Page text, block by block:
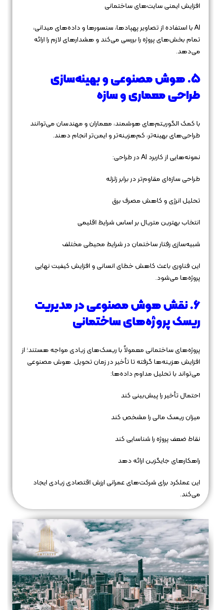
افزایش ایمنی سایت‌های ساختمانی
AI با استفاده از تصاویر پهپادها، سنسورها و داده‌های میدانی،
تمام بخش‌های پروژه را بررسی می‌کند و هشدارهای لازم را ارائه
می‌دهد.
5. هوش مصنوعی و بهینه‌سازی
طراحی معماری و سازه
با کمک الگوریتم‌های هوشمند، معماران و مهندسان می‌توانند
طراحی‌های بهینه‌تر، کم‌هزینه‌تر و ایمن‌تر انجام دهند.
نمونه‌هایی از کاربرد AI در طراحی:
طراحی سازه‌ای مقاوم‌تر در برابر زلزله
تحلیل انرژی و کاهش مصرف برق
انتخاب بهترین متریال بر اساس شرایط اقلیمی
شبیه‌سازی رفتار ساختمان در شرایط محیطی مختلف
این فناوری باعث کاهش خطای انسانی و افزایش کیفیت نهایی
پروژه‌ها می‌شود.
6. نقش هوش مصنوعی در مدیریت
ریسک پروژه‌های ساختمانی
پروژه‌های ساختمانی معمولاً با ریسک‌های زیادی مواجه هستند؛ از
افزایش هزینه‌ها گرفته تا تأخیر در زمان تحویل. هوش مصنوعی
می‌تواند با تحلیل مداوم داده‌ها:
احتمال تأخیر را پیش‌بینی کند
میزان ریسک مالی را مشخص کند
نقاط ضعف پروژه را شناسایی کند
راهکارهای جایگزین ارائه دهد
این عملکرد برای شرکت‌های عمرانی ارزش اقتصادی زیادی ایجاد
می‌کند.